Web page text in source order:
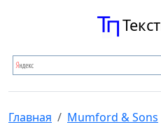
Главная Mumford & Sons